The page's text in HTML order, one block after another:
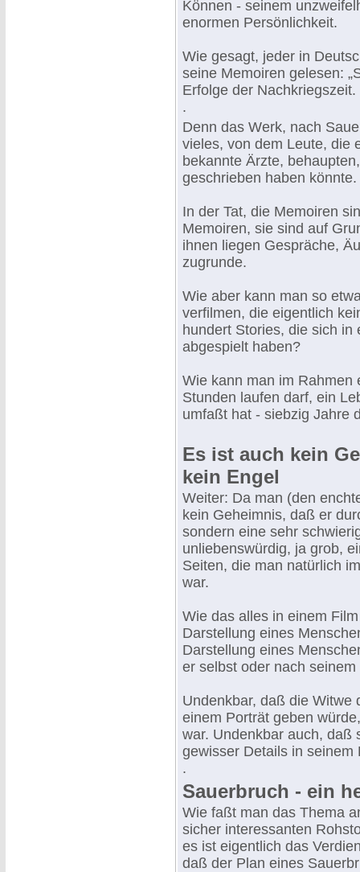
Können - seinem
enormen Persönlichkeit.
Wie gesagt, jeder in
seine Memoiren gelesen:
Erfolge der Nachkriegszeit.
.
Denn das Werk, nach
vieles, von dem Leute, die
bekannte Ärzte,
geschrieben haben könnte.
In der Tat, die Memoiren
Memoiren, sie sind auf
ihnen liegen Gespräche,
zugrunde.
Wie aber kann man so
verfilmen, die eigentlich
hundert Stories, die sich
abgespielt haben?
Wie kann man im Rahmen
Stunden laufen darf, ein
umfaßt hat - siebzig Jahre
Es ist auch kein
kein Engel
Weiter: Da man (den
kein Geheimnis, daß er
sondern eine sehr
unliebenswürdig, ja grob,
Seiten, die man natürlich
war.
Wie das alles in einem
Darstellung eines
Darstellung eines
er selbst oder nach
Undenkbar, daß die Witwe
einem Porträt geben
war. Undenkbar auch, daß
gewisser Details in seinem
.
Sauerbruch - ein
Wie faßt man das Thema
sicher interessanten
es ist eigentlich das
daß der Plan eines